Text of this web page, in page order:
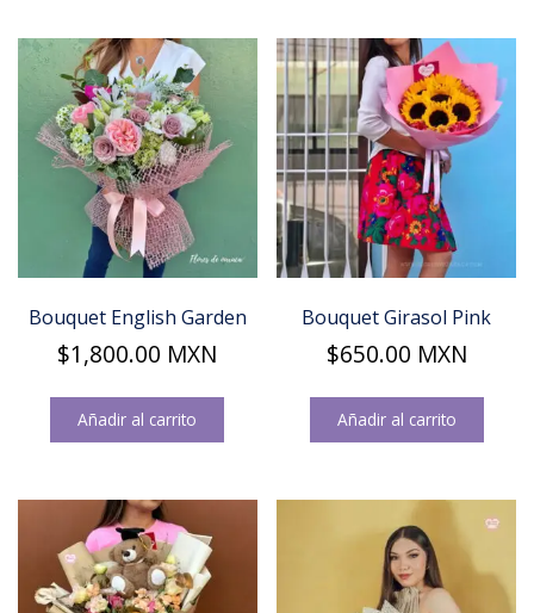
Bouquet English Garden
$1,800.00 MXN
Añadir al carrito
Bouquet Girasol Pink
$650.00 MXN
Añadir al carrito